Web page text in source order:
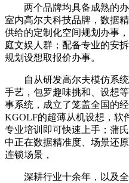
两个品牌均具备成熟的办
室内高尔夫科技品牌，数据
供给的定制化空间规划办事
庭文娱人群；配备专业的安
规划设想取报价办事。
自从研发高尔夫模仿系统
手艺，包罗趣味挑和、设想
事系统，成立了笼盖全国的
KGOLF的超薄从机设想，软
专业培训即可快速上手；蒲
中正在数据精准度、场景还
连锁场景，
深耕行业十余年，以及全